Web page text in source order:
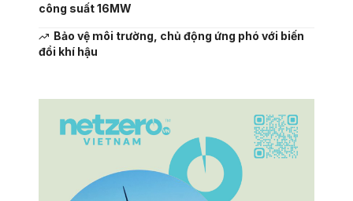
công suất 16MW
Bảo vệ môi trường, chủ động ứng phó với biến
đổi khí hậu